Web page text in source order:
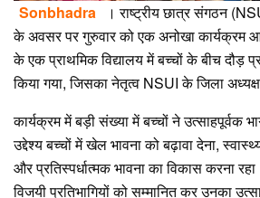
Sonbhadra
। राष्ट्रीय छात्र संगठन
के अवसर पर गुरुवार को एक अनोखा कार्यक्रम
के एक प्राथमिक विद्यालय में बच्चों के बीच दौड़
किया गया, जिसका नेतृत्व NSUI के जिला
कार्यक्रम में बड़ी संख्या में बच्चों ने उत्साहपूर्वक
उद्देश्य बच्चों में खेल भावना को बढ़ावा देना,
और प्रतिस्पर्धात्मक भावना का विकास करना
विजयी प्रतिभागियों को सम्मानित कर उनका